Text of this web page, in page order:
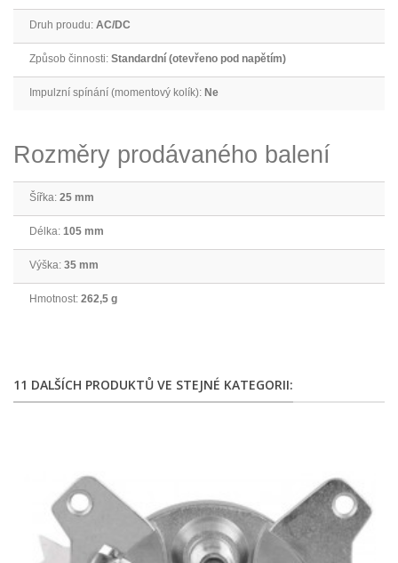
Druh proudu: AC/DC
Způsob činnosti: Standardní (otevřeno pod napětím)
Impulzní spínání (momentový kolík): Ne
Rozměry prodávaného balení
Šířka: 25 mm
Délka: 105 mm
Výška: 35 mm
Hmotnost: 262,5 g
11 DALŠÍCH PRODUKTŮ VE STEJNÉ KATEGORII: